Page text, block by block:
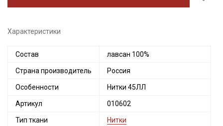
Характеристики
Состав лавсан 100%
Страна производитель Россия
Особенности Нитки 45ЛЛ
Артикул 010602
Тип ткани Нитки
Секретная рассылка от Купава
Мы публикуем здесь дополнительные
промокоды и скидки до 30% на узкие
категории тканей